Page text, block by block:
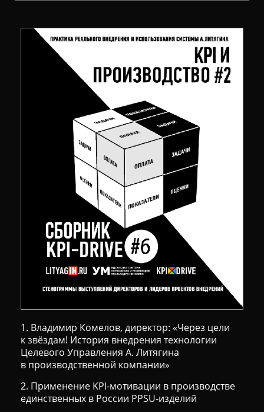
1. Владимир Комелов, директор: «Через цели
к звёздам! История внедрения технологии
Целевого Управления А. Литягина
в производственной компании»
2. Применение KPI-мотивации в производстве
единственных в России PPSU-изделий